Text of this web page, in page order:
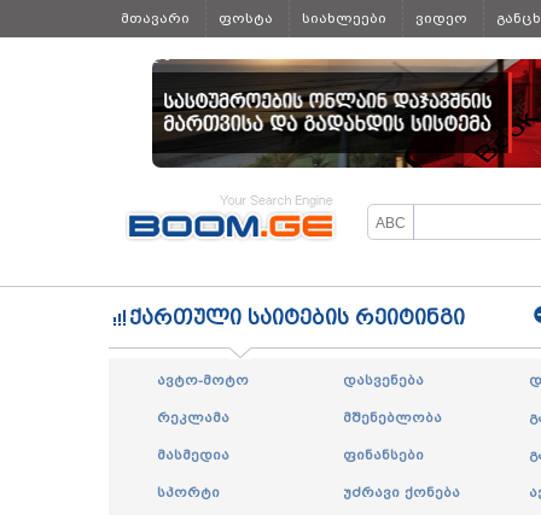
მთავარი ფოსტა სიახლეები ვიდეო
ყველა
ქართული საიტების რეიტინგი
ავტო-მოტო დასვენება
რეკლამა მშენებლობა
მასმედია ფინანსები
სპორტი უძრავი ქონება